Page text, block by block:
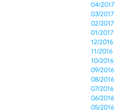
04/2017
03/2017
02/2017
01/2017
12/2016
11/2016
10/2016
09/2016
08/2016
07/2016
06/2016
05/2016